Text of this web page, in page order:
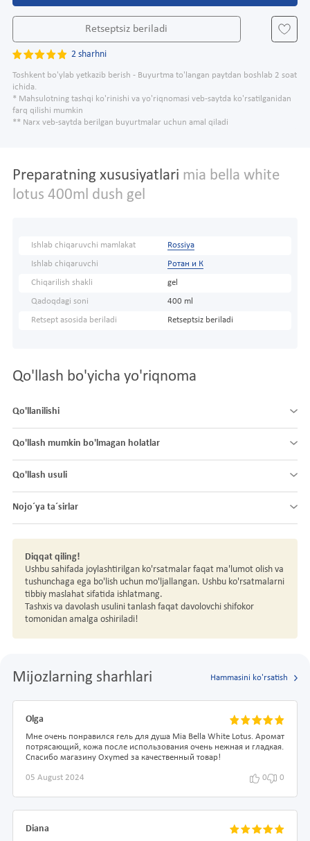
Retseptsiz beriladi
2 sharhni
Toshkent bo'ylab yetkazib berish - Buyurtma to'langan paytdan boshlab 2 soat
ichida.
* Mahsulotning tashqi ko'rinishi va yo'riqnomasi veb-saytda ko'rsatilganidan
farq qilishi mumkin
** Narx veb-saytda berilgan buyurtmalar uchun amal qiladi
Preparatning xususiyatlari mia bella white
lotus 400ml dush gel
Ishlab chiqaruvchi mamlakat Rossiya
Ishlab chiqaruvchi Ротан и К
Chiqarilish shakli gel
Qadoqdagi soni 400 ml
Retsept asosida beriladi Retseptsiz beriladi
Qo'llash bo'yicha yo'riqnoma
Qo'llanilishi
Qo'llash mumkin bo'lmagan holatlar
Qo'llash usuli
Nojo´ya ta´sirlar
Diqqat qiling!
Ushbu sahifada joylashtirilgan ko'rsatmalar faqat ma'lumot olish va
tushunchaga ega bo'lish uchun mo'ljallangan. Ushbu ko'rsatmalarni
tibbiy maslahat sifatida ishlatmang.
Tashxis va davolash usulini tanlash faqat davolovchi shifokor
tomonidan amalga oshiriladi!
Mijozlarning sharhlari Hammasini ko'rsatish
Olga
Мне очень понравился гель для душа Mia Bella White Lotus. Аромат
потрясающий, кожа после использования очень нежная и гладкая.
Спасибо магазину Oxymed за качественный товар!
05 August 2024 0 0
Diana